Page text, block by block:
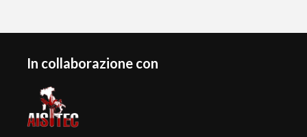
In collaborazione con